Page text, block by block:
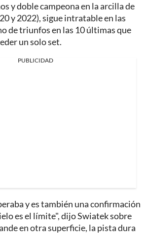
y doble campeona en la arcilla de
y 2022), sigue intratable en las
de triunfos en las 10 últimas que
un solo set.
PUBLICIDAD
y es también una confirmación
es el límite", dijo Swiatek sobre
en otra superficie, la pista dura